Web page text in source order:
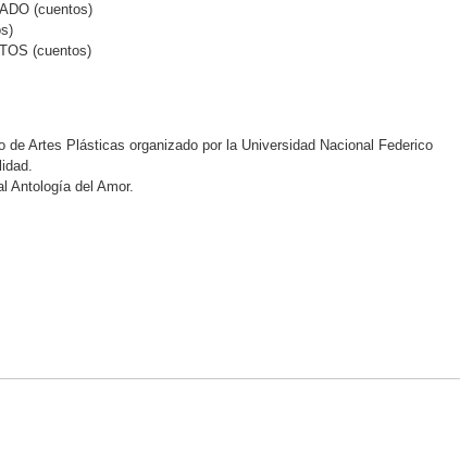
(cuentos)
(cuentos)
de Artes Plásticas organizado por la Universidad Nacional Federico
Antología del Amor.